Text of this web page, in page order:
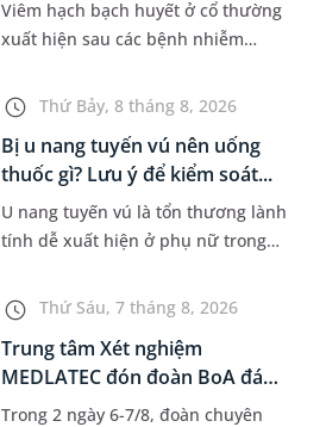
Viêm hạch bạch huyết ở cổ thường
xuất hiện sau các bệnh nhiễm
đến lao hạch hoặc ung thư. Để tìm
hiểu nguyên nhân gây viêm,...
Thứ Bảy, 8 tháng 8, 2026
Bị u nang tuyến vú nên uống
thuốc gì? Lưu ý để kiểm soát...
U nang tuyến vú là tổn thương lành
tính dễ xuất hiện ở phụ nữ trong
mắc bệnh, nhiều người thường
băn khoăn u nang tuyến v...
Thứ Sáu, 7 tháng 8, 2026
Trung tâm Xét nghiệm
MEDLATEC đón đoàn BoA đánh
giá giám...
Trong 2 ngày 6-7/8, đoàn chuyên